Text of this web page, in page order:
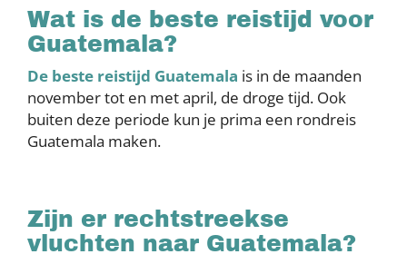
Wat is de beste reistijd voor
Guatemala?
De beste reistijd Guatemala is in de maanden
november tot en met april, de droge tijd. Ook
buiten deze periode kun je prima een rondreis
Guatemala maken.
Zijn er rechtstreekse
vluchten naar Guatemala?